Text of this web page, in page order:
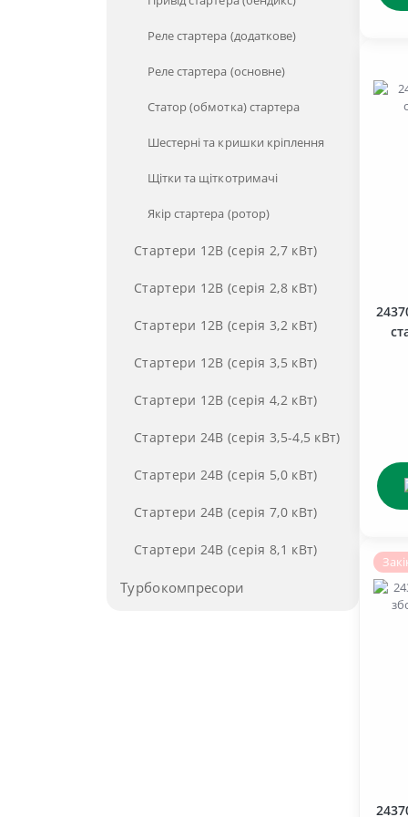
Рама трактора (гр.28)
Рульове управління (гр.34)
Система живлення (гр. 11)
Система змазки (гр. 14)
Система охолодження (гр.13)
Фільтра
Задній міст (24)
Зчеплення (16)
Коробка передач (17)
Рульове управління (30)
Система охолодження (13)
Комплектуючі для 4УТНИ
Реле стартера (додаткове)
Реле стартера (основне)
Статор (обмотка) стартера
Шестерні та кришки кріплення
Щітки та щіткотримачі
Якір стартера (ротор)
Стартери 12В (серія 2,7 кВт)
Стартери 12В (серія 2,8 кВт)
Стартери 12В (серія 3,2 кВт)
Стартери 12В (серія 3,5 кВт)
Стартери 12В (серія 4,2 кВт)
Стартери 24В (серія 3,5-4,5 кВт)
Стартери 24В (серія 5,0 кВт)
Стартери 24В (серія 7,0 кВт)
Стартери 24В (серія 8,1 кВт)
Турбокомпресори